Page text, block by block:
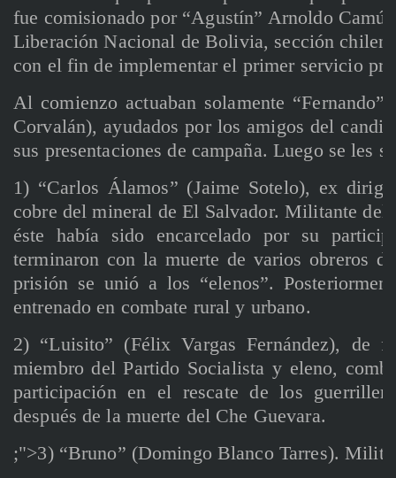
fue comisionado por “Agustín” Arnoldo
Liberación Nacional de Bolivia, sección
con el fin de implementar el primer servicio
Al comienzo actuaban solamente
Corvalán), ayudados por los amigos del
sus presentaciones de campaña. Luego se les
1) “Carlos Álamos” (Jaime Sotelo), ex
cobre del mineral de El Salvador. Militante del
éste había sido encarcelado por su
terminaron con la muerte de varios obreros
prisión se unió a los “elenos”.
entrenado en combate rural y urbano.
2) “Luisito” (Félix Vargas Fernández), de
miembro del Partido Socialista y eleno,
participación en el rescate de los
después de la muerte del Che Guevara.
;">3) “Bruno” (Domingo Blanco Tarres).